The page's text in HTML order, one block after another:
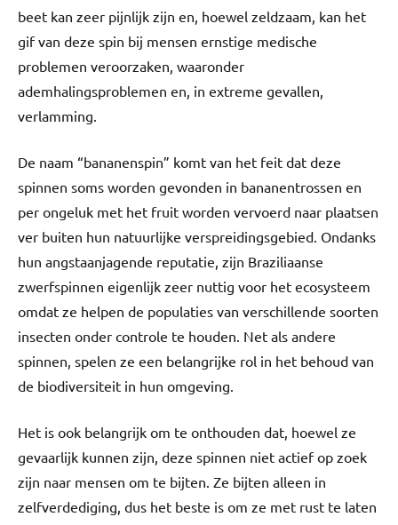
beet kan zeer pijnlijk zijn en, hoewel zeldzaam, kan het
gif van deze spin bij mensen ernstige medische
problemen veroorzaken, waaronder
ademhalingsproblemen en, in extreme gevallen,
verlamming.
De naam “bananenspin” komt van het feit dat deze
spinnen soms worden gevonden in bananentrossen en
per ongeluk met het fruit worden vervoerd naar plaatsen
ver buiten hun natuurlijke verspreidingsgebied. Ondanks
hun angstaanjagende reputatie, zijn Braziliaanse
zwerfspinnen eigenlijk zeer nuttig voor het ecosysteem
omdat ze helpen de populaties van verschillende soorten
insecten onder controle te houden. Net als andere
spinnen, spelen ze een belangrijke rol in het behoud van
de biodiversiteit in hun omgeving.
Het is ook belangrijk om te onthouden dat, hoewel ze
gevaarlijk kunnen zijn, deze spinnen niet actief op zoek
zijn naar mensen om te bijten. Ze bijten alleen in
zelfverdediging, dus het beste is om ze met rust te laten